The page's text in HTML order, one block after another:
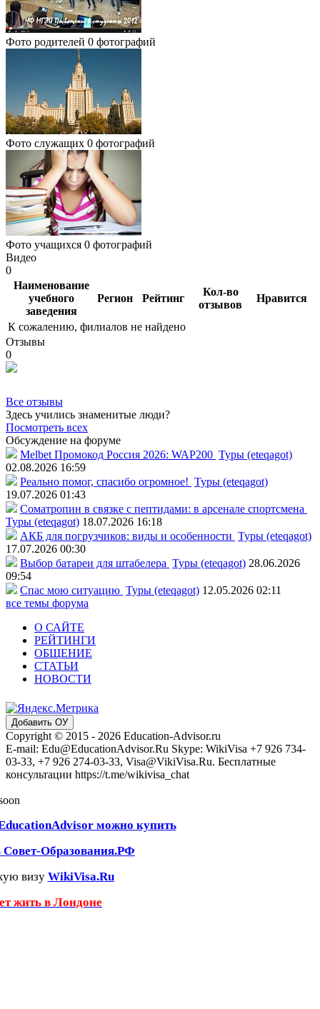
Фото родителей 0 фотографий
Фото служащих 0 фотографий
Фото учащихся 0 фотографий
Видео
0
Наименование
учебного
заведения
Регион Рейтинг
Кол-во
отзывов
Нравится
К сожалению, филиалов не найдено
Отзывы
0
Все отзывы
Здесь учились знаменитые люди?
Посмотреть всех
Обсуждение на форуме
Melbet Промокод Россия 2026: WAP200 Туры (eteqagot)
02.08.2026 16:59
Реально помог, спасибо огромное! Туры (eteqagot)
19.07.2026 01:43
Соматропин в связке с пептидами: в арсенале спортсмена
Туры (eteqagot) 18.07.2026 16:18
АКБ для погрузчиков: виды и особенности Туры (eteqagot)
17.07.2026 00:30
Выбор батареи для штабелера Туры (eteqagot) 28.06.2026
09:54
Спас мою ситуацию Туры (eteqagot) 12.05.2026 02:11
все темы форума
О САЙТЕ
РЕЙТИНГИ
ОБЩЕНИЕ
СТАТЬИ
НОВОСТИ
Добавить ОУ
Copyright © 2015 - 2026 Education-Advisor.ru
E-mail: Edu@EducationAdvisor.Ru Skype: WikiVisa +7 926 734-
03-33, +7 926 274-03-33, Visa@VikiVisa.Ru. Бесплатные
консультации https://t.me/wikivisa_chat
можно купить
Совет-Образования.РФ
визу WikiVisa.Ru
жить в Лондоне